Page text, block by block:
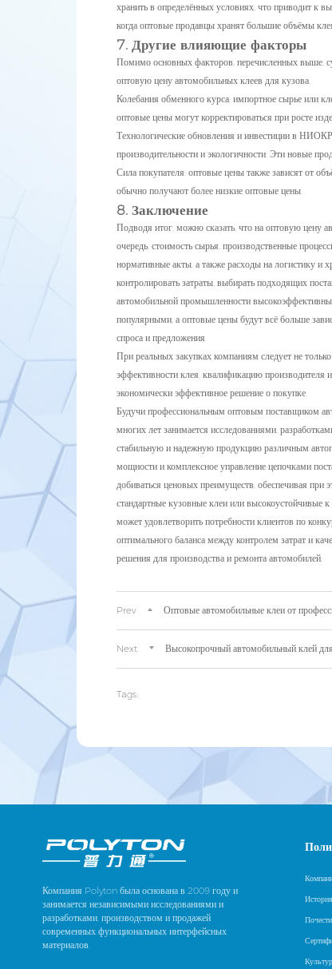
хранить в определённых условиях, что приводит к
когда оптовые продавцы хранят большие объёмы
7. Другие влияющие факторы
Помимо основных факторов, перечисленных выше,
оптовую цену автомобильных клеев для кузова.
Колебания обменного курса: импортное сырье или
оптовые цены могут корректироваться при росте
Технологические обновления и инвестиции в
производительности и экологичности. Эти новые
Сила покупателя: оптовые цены также зависят от
обычно получают более низкие оптовые цены.
8. Заключение
Подводя итог, можно сказать, что на оптовую цену
очередь, стоимость сырья, производственные
нормативные акты, а также расходы на логистику и
контролировать затраты, выбирать подходящих
автомобильной промышленности
популярными, а оптовые цены будут всё больше
спроса и предложения.
При реальных закупках компаниям следует не
эффективности клея, квалификацию производителя
экономически эффективное решение о покупке.
Будучи профессиональным оптовым поставщиком
многих лет занимается исследованиями,
стабильную и надежную продукцию различным
мощности и комплексное управление цепочками
добиваться ценовых преимуществ, обеспечивая при
стандартные кузовные клеи или высокоустойчивые
может удовлетворить потребности клиентов по
оптимального баланса между контролем затрат и
решения для производства и ремонта автомобилей.
Prev Оптовые автомобильные клеи от
Next Высокопрочный автомобильный клей
Tags:
Компания Polyton была основана в 2009 году и
занимается независимыми исследованиями и
разработками, производством и продажей
современных функциональных интерфейсных
материалов.
Почести